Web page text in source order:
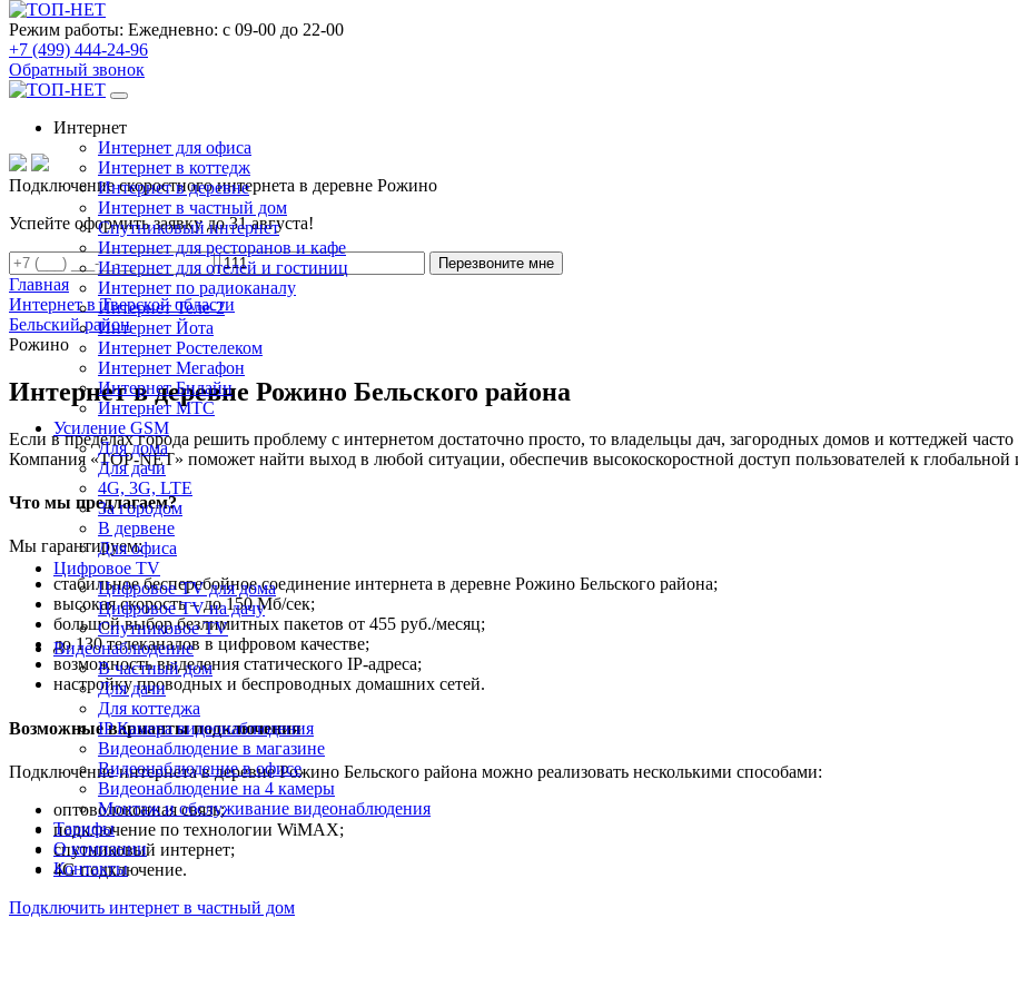
Режим работы: Ежедневно: с 09-00 до 22-00
+7 (499) 444-24-96
Обратный звонок
Интернет
Интернет для офиса
Интернет в коттедж
Интернет в деревне
Интернет в частный дом
Спутниковый интернет
Интернет для ресторанов и кафе
Интернет для отелей и гостиниц
Интернет по радиоканалу
Интернет Теле-2
Интернет Йота
Интернет Ростелеком
Интернет Мегафон
Интернет Билайн
Интернет МТС
Усиление GSM
Для дома
Для дачи
4G, 3G, LTE
За городом
В дервене
Для офиса
Цифровое TV
Цифровое TV для дома
Цифровое TV на дачу
Спутниковое TV
Видеонаблюдение
В частный дом
Для дачи
Для коттеджа
IP Камера видеонаблюдения
Видеонаблюдение в магазине
Видеонаблюдение в офисе
Видеонаблюдение на 4 камеры
Монтаж и обслуживание видеонаблюдения
Тарифы
О компании
Контакты
Подключение скоростного интернета в деревне Рожино
Успейте оформить заявку до 31 августа!
Перезвоните мне
Главная
Интернет в Тверской области
Бельский район
Рожино
Интернет в деревне Рожино Бельского района
Если в пределах города решить проблему с интернетом достаточно просто, то владельцы дач, загородных домов и коттеджей
Компания «TOP-NET» поможет найти выход в любой ситуации, обеспечив высокоскоростной доступ пользователей к
Что мы предлагаем?
Мы гарантируем:
стабильное бесперебойное соединение интернета в деревне Рожино Бельского района;
высокая скорость – до 150 Мб/сек;
большой выбор безлимитных пакетов от 455 руб./месяц;
до 130 телеканалов в цифровом качестве;
возможность выделения статического IP-адреса;
настройку проводных и беспроводных домашних сетей.
Возможные варианты подключения
Подключение интернета в деревне Рожино Бельского района можно реализовать несколькими способами:
оптоволоконная связь;
подключение по технологии WiMAX;
спутниковый интернет;
4G подключение.
Подключить интернет в частный дом